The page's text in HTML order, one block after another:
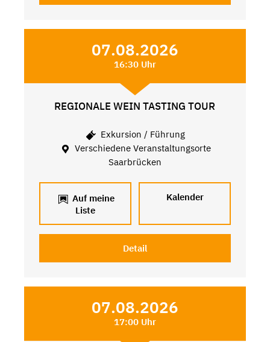
07.08.2026
16:30 Uhr
REGIONALE WEIN TASTING TOUR
Exkursion / Führung
Verschiedene Veranstaltungsorte
Saarbrücken
Auf meine
Liste
Kalender
Detail
07.08.2026
17:00 Uhr